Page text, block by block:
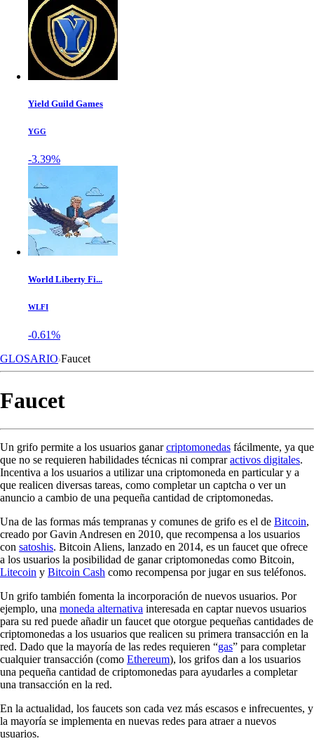
Yield Guild Games
YGG
-3.39%
World Liberty Fi...
WLFI
-0.61%
GLOSARIO Faucet
Faucet
Un grifo permite a los usuarios ganarcriptomonedas fácilmente, ya que
que no se requieren habilidades técnicas ni compraractivos digitales.
Incentiva a los usuarios a utilizar una criptomoneda en particular y a
que realicen diversas tareas, como completar un captcha o ver un
anuncio a cambio de una pequeña cantidad de criptomonedas.
Una de las formas más tempranas y comunes de grifo es el de Bitcoin,
creado por Gavin Andresen en 2010, que recompensa a los usuarios
con satoshis. Bitcoin Aliens, lanzado en 2014, es un faucet que ofrece
a los usuarios la posibilidad de ganar criptomonedas como Bitcoin,
Litecoin y Bitcoin Cash como recompensa por jugar en sus teléfonos.
Un grifo también fomenta la incorporación de nuevos usuarios. Por
ejemplo, una moneda alternativa interesada en captar nuevos usuarios
para su red puede añadir un faucet que otorgue pequeñas cantidades de
criptomonedas a los usuarios que realicen su primera transacción en la
red. Dado que la mayoría de las redes requieren “gas” para completar
cualquier transacción (como Ethereum), los grifos dan a los usuarios
una pequeña cantidad de criptomonedas para ayudarles a completar
una transacción en la red.
En la actualidad, los faucets son cada vez más escasos e infrecuentes, y
la mayoría se implementa en nuevas redes para atraer a nuevos
usuarios.